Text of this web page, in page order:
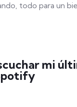
todo para un
mi